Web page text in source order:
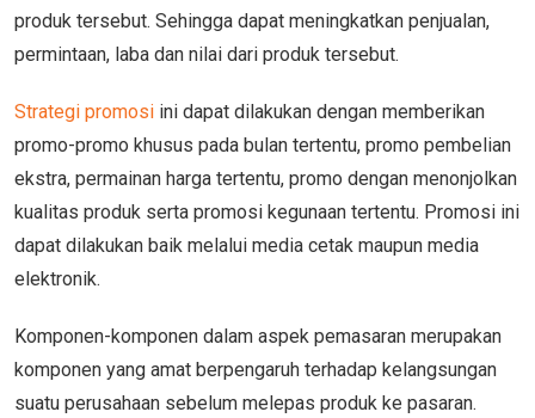
produk tersebut. Sehingga dapat meningkatkan penjualan,
permintaan, laba dan nilai dari produk tersebut.
Strategi promosi ini dapat dilakukan dengan memberikan
promo-promo khusus pada bulan tertentu, promo pembelian
ekstra, permainan harga tertentu, promo dengan menonjolkan
kualitas produk serta promosi kegunaan tertentu. Promosi ini
dapat dilakukan baik melalui media cetak maupun media
elektronik.
Komponen-komponen dalam aspek pemasaran merupakan
komponen yang amat berpengaruh terhadap kelangsungan
suatu perusahaan sebelum melepas produk ke pasaran.